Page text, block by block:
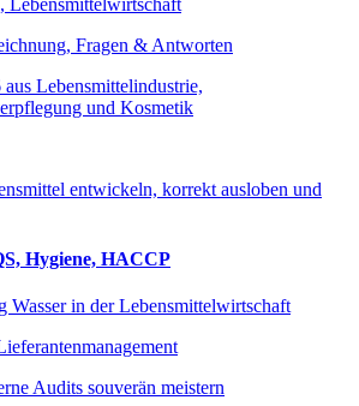
Lebensmittelwirtschaft
Fragen & Antworten
Lebensmittelindustrie,
und Kosmetik
entwickeln, korrekt ausloben und
Hygiene, HACCP
Wasser in der Lebensmittelwirtschaft
Audits souverän meistern